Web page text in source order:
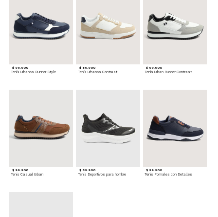
$ 99.900
Tenis Urbanos Runner Style
$ 89.900
Tenis Urbanos Contrast
$ 99.900
Tenis Urban Runner Contrast
$ 99.900
Tenis Casual Urban
$ 89.900
Tenis Deportivos para hombre
$ 99.900
Tenis Formales con Detalles